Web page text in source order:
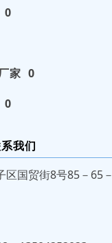
0
家 0
0
我们
区国贸街8号85－65－